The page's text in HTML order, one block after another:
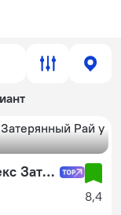
Отель Оздоровительный Комплекс Затерянный Рай у Машука
8,4